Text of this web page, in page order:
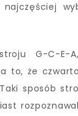
G-C-E-
to, że
sposób